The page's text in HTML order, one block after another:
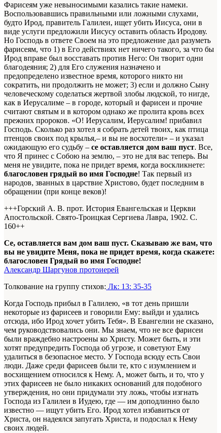
Фарисеям уже невыносимыми казались такие намеки.
Воспользовавшись правильными или ложными слухами,
будто Ирод, правитель Галилеи, ищет убить Иисуса, они в
виде услуги предложили Иисусу оставить область Иродову.
Но Господь в ответе Своем на это предложение дал разуметь
фарисеям, что 1) в Его действиях нет ничего такого, за что бы
Ирод вправе был восставать против Него: Он творит одни
благодеяния; 2) для Его служения назначено и
предопределено известное время, которого никто ни
сократить, ни продолжить не может; 3) если и должно Сыну
человеческому соделаться жертвой злобы людской, то нигде,
как в Иерусалиме – в городе, который и фарисеи и прочие
считают святым и в котором однако же пролита кровь всех
прежних пророков. «О! Иерусалим, Иерусалим! прибавил
Господь. Сколько раз хотел я собрать детей твоих, как птица
птенцов своих под крылья,– и вы не восхотели» – и указал
ожидающую его судьбу – се оставляется дом ваш пуст. Все,
что Я принес с Собою на землю, – это не для вас теперь. Вы
меня не увидите, пока не придет время, когда воскликнете:
благословен грядый во имя Господне! Так первый из
народов, званных в царствие Христово, будет последним в
обращении (при конце веков)!
+++Горский А. В. прот. История Евангельская и Церкви
Апостольской. Свято-Троицкая Сергиева Лавра, 1902. С.
160++
Се, оставляется вам дом ваш пуст. Сказываю же вам, что
вы не увидите Меня, пока не придет время, когда скажете:
благословен Грядый во имя Господне!
Александр Шаргунов протоиерей
Толкование на группу стихов: Лк: 13: 35-35
Когда Господь прибыл в Галилею, «в тот день пришли
некоторые из фарисеев и говорили Ему: выйди и удались
отсюда, ибо Ирод хочет убить Тебя». В Евангелии не сказано,
чем руководствовались они. Мы знаем, что не все фарисеи
были враждебно настроены ко Христу. Может быть, и эти
хотят предупредить Господа об угрозе, и советуют Ему
удалиться в безопасное место. У Господа всюду есть Свои
люди. Даже среди фарисеев были те, кто с изумлением и
восхищением относился к Нему. А, может быть, и то, что у
этих фарисеев не было никаких оснований для подобного
утверждения, но они придумали эту ложь, чтобы изгнать
Господа из Галилеи в Иудею, где — им доподлинно было
известно — ищут убить Его. Ирод хотел избавиться от
Христа, он надеялся запугать Христа, и подослал к Нему
своих людей.